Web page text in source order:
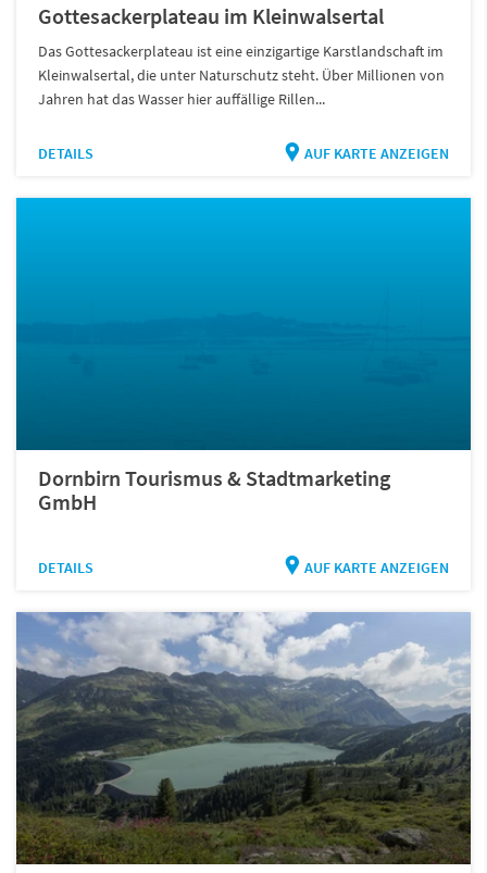
Gottesackerplateau im Kleinwalsertal
Das Gottesackerplateau ist eine einzigartige Karstlandschaft im
Kleinwalsertal, die unter Naturschutz steht. Über Millionen von
Jahren hat das Wasser hier auffällige Rillen...
DETAILS AUF KARTE ANZEIGEN
Dornbirn Tourismus & Stadtmarketing
GmbH
DETAILS AUF KARTE ANZEIGEN